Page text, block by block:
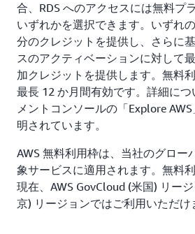
合、RDS へのアクセスには無料プ
いずれかを選択できます。いずれ
分のクレジットを提供し、さらに
スのアクティベーションに対して
加クレジットを提供します。無料
最長 12 か月間有効です。詳細につ
メントコンソールの「Explore
明されています。
AWS 無料利用枠は、当社のグロー
象サービスに適用されます。無料
現在、AWS GovCloud (米国) リー
京) リージョンではご利用いただけ